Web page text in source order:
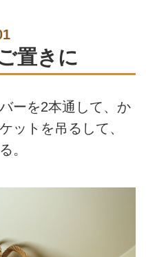
置きに
ーを2本通して、か
ットを吊るして、
。